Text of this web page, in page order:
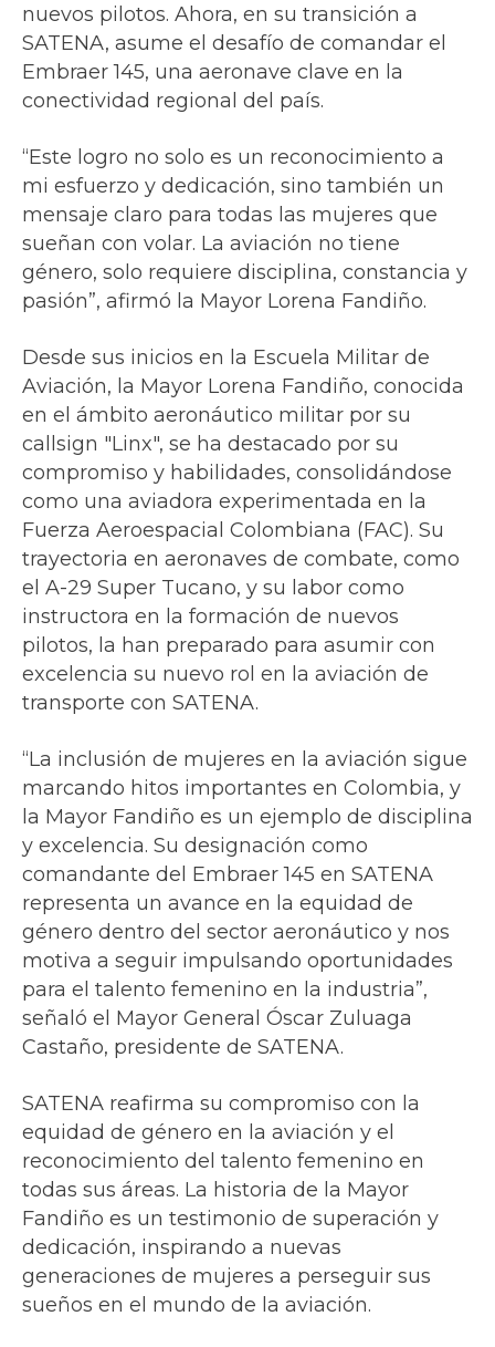
nuevos pilotos. Ahora, en su transición a
SATENA, asume el desafío de comandar el
Embraer 145, una aeronave clave en la
conectividad regional del país.
“Este logro no solo es un reconocimiento a
mi esfuerzo y dedicación, sino también un
mensaje claro para todas las mujeres que
sueñan con volar. La aviación no tiene
género, solo requiere disciplina, constancia y
pasión”, afirmó la Mayor Lorena Fandiño.
Desde sus inicios en la Escuela Militar de
Aviación, la Mayor Lorena Fandiño, conocida
en el ámbito aeronáutico militar por su
callsign "Linx", se ha destacado por su
compromiso y habilidades, consolidándose
como una aviadora experimentada en la
Fuerza Aeroespacial Colombiana (FAC). Su
trayectoria en aeronaves de combate, como
el A-29 Super Tucano, y su labor como
instructora en la formación de nuevos
pilotos, la han preparado para asumir con
excelencia su nuevo rol en la aviación de
transporte con SATENA.
“La inclusión de mujeres en la aviación sigue
marcando hitos importantes en Colombia, y
la Mayor Fandiño es un ejemplo de disciplina
y excelencia. Su designación como
comandante del Embraer 145 en SATENA
representa un avance en la equidad de
género dentro del sector aeronáutico y nos
motiva a seguir impulsando oportunidades
para el talento femenino en la industria”,
señaló el Mayor General Óscar Zuluaga
Castaño, presidente de SATENA.
SATENA reafirma su compromiso con la
equidad de género en la aviación y el
reconocimiento del talento femenino en
todas sus áreas. La historia de la Mayor
Fandiño es un testimonio de superación y
dedicación, inspirando a nuevas
generaciones de mujeres a perseguir sus
sueños en el mundo de la aviación.